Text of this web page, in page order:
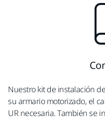
Nuestro kit de instalación
su armario motorizado, el
UR necesaria. También se